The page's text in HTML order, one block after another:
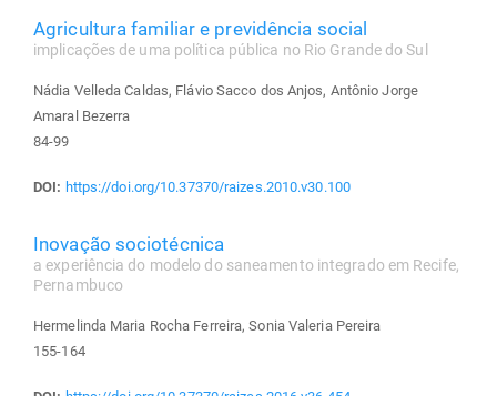
Agricultura familiar e previdência social
implicações de uma política pública no Rio Grande do Sul
Nádia Velleda Caldas, Flávio Sacco dos Anjos, Antônio Jorge
Amaral Bezerra
84-99
DOI: https://doi.org/10.37370/raizes.2010.v30.100
Inovação sociotécnica
a experiência do modelo do saneamento integrado em Recife,
Pernambuco
Hermelinda Maria Rocha Ferreira, Sonia Valeria Pereira
155-164